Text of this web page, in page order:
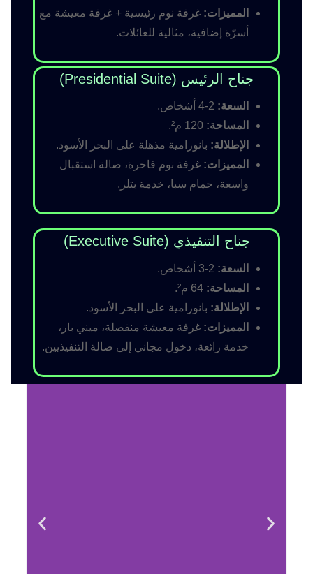
المميزات: غرفة نوم رئيسية + غرفة معيشة مع
أسرّة إضافية، مثالية للعائلات.
جناح الرئيس (Presidential Suite)
السعة:
المساحة:
الإطلالة: بانورامية مذهلة على البحر الأسود.
المميزات: غرفة نوم فاخرة، صالة استقبال
واسعة، حمام سبا، خدمة بتلر.
جناح التنفيذي (Executive Suite)
السعة:
المساحة:
الإطلالة: بانورامية على البحر الأسود.
المميزات: غرفة معيشة منفصلة، ميني بار،
خدمة رائعة، دخول مجاني إلى صالة التنفيذيين.